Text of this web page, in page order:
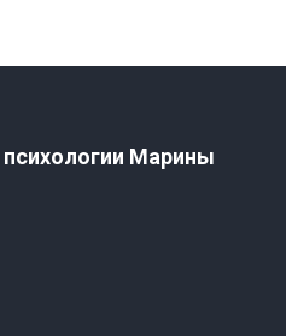
Марины